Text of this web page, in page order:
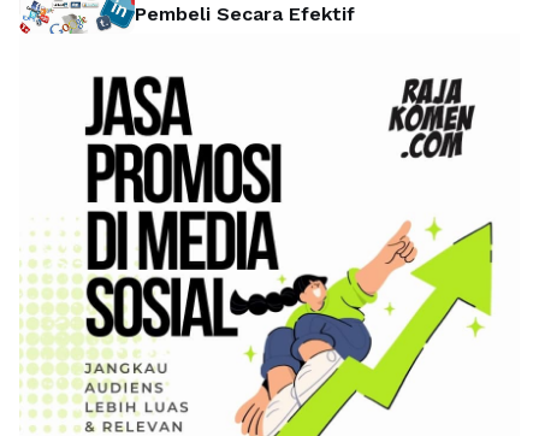
Pembeli Secara Efektif